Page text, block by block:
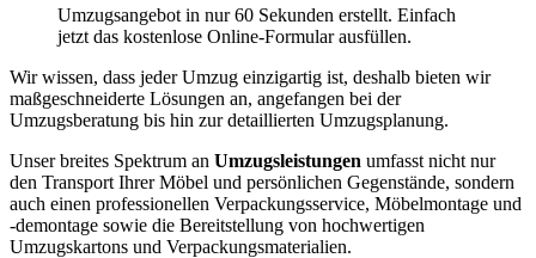
Umzugsangebot in nur 60 Sekunden erstellt. Einfach
jetzt das kostenlose Online-Formular ausfüllen.
Wir wissen, dass jeder Umzug einzigartig ist, deshalb bieten wir
maßgeschneiderte Lösungen an, angefangen bei der
Umzugsberatung bis hin zur detaillierten Umzugsplanung.
Unser breites Spektrum an Umzugsleistungen umfasst nicht nur
den Transport Ihrer Möbel und persönlichen Gegenstände, sondern
auch einen professionellen Verpackungsservice, Möbelmontage und
-demontage sowie die Bereitstellung von hochwertigen
Umzugskartons und Verpackungsmaterialien.